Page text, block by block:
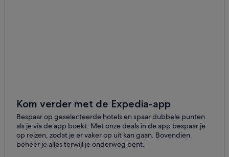
Particuliere vakantiehuizen in Marseille
Hotels met gratis ontbijt in Marseille
Hotels met 5 sterren in Marseille
Budget in Marseille
Gignac-la-Nerthe
Ensues-la-Redonne
Cassis
Kom verder met de Expedia-app
Bespaar op geselecteerde hotels en spaar dubbele punten
als je via de app boekt. Met onze deals in de app bespaar je
op reizen, zodat je er vaker op uit kan gaan. Bovendien
beheer je alles terwijl je onderweg bent.